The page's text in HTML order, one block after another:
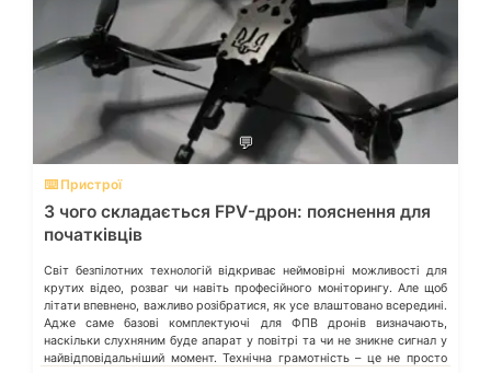
💬
⌨️ Пристрої
З чого складається FPV-дрон: пояснення для
початківців
Світ безпілотних технологій відкриває неймовірні можливості для
крутих відео, розваг чи навіть професійного моніторингу. Але щоб
літати впевнено, важливо розібратися, як усе влаштовано всередині.
Адже саме базові комплектуючі для ФПВ дронів визначають,
наскільки слухняним буде апарат у повітрі та чи не зникне сигнал у
найвідповідальніший момент. Технічна грамотність – це не просто